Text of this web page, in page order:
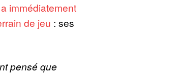
immédiatement
de jeu : ses
pensé que